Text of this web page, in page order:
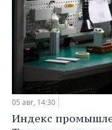
05 авг, 14:30
Индекс